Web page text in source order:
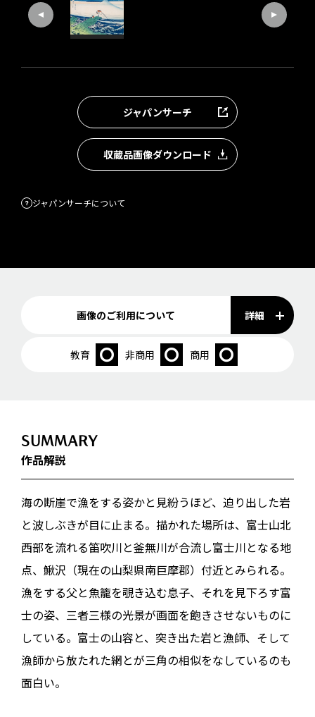
ジャパンサーチ
収蔵品画像ダウンロード
ジャパンサーチについて
画像のご利用について 詳細
教育 非商用 商用
SUMMARY
作品解説
海の断崖で漁をする姿かと見紛うほど、迫り出した岩
と波しぶきが目に止まる。描かれた場所は、富士山北
西部を流れる笛吹川と釜無川が合流し富士川となる地
点、鰍沢（現在の山梨県南巨摩郡）付近とみられる。
漁をする父と魚籠を覗き込む息子、それを見下ろす富
士の姿、三者三様の光景が画面を飽きさせないものに
している。富士の山容と、突き出た岩と漁師、そして
漁師から放たれた網とが三角の相似をなしているのも
面白い。